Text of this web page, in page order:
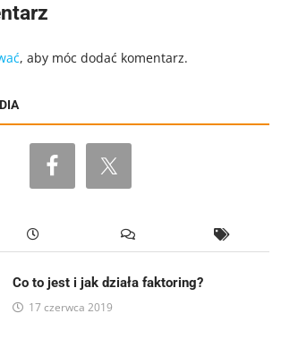
, aby móc dodać komentarz.
Co to jest i jak działa faktoring?
17 czerwca 2019